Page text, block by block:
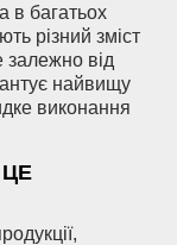
в багатьох
різний зміст
залежно від
найвищу
виконання
ЦЕ